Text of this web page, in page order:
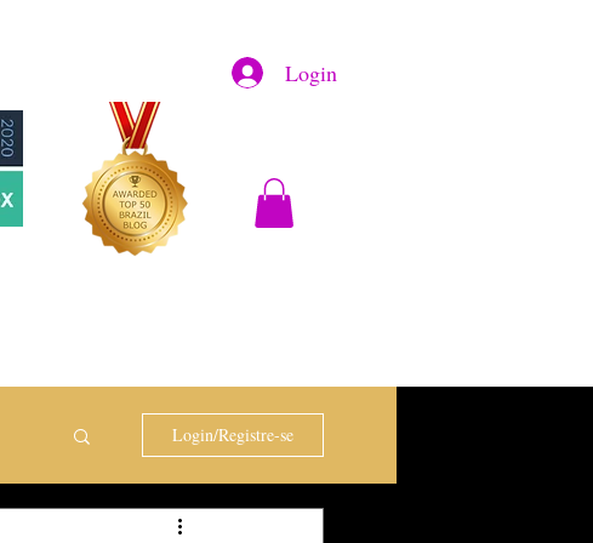
Login
Login/Registre-se